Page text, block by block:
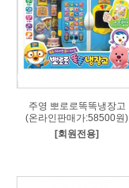
주영 뽀로로똑똑냉장고
(온라인판매가:58500원)
[회원전용]